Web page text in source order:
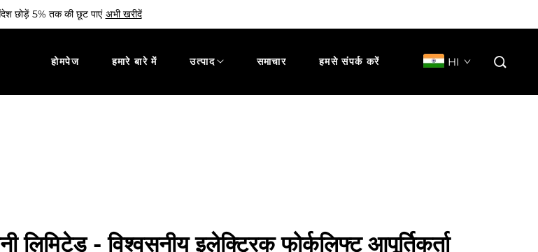
छोड़ें 5% तक की छूट पाएं अभी खरीदें
होमपेज हमारे बारे में उत्पाद समाचार हमसे संपर्क करें HI
- विश्वसनीय इलेक्ट्रिक फोर्कलिफ्ट आपूर्तिकर्ता